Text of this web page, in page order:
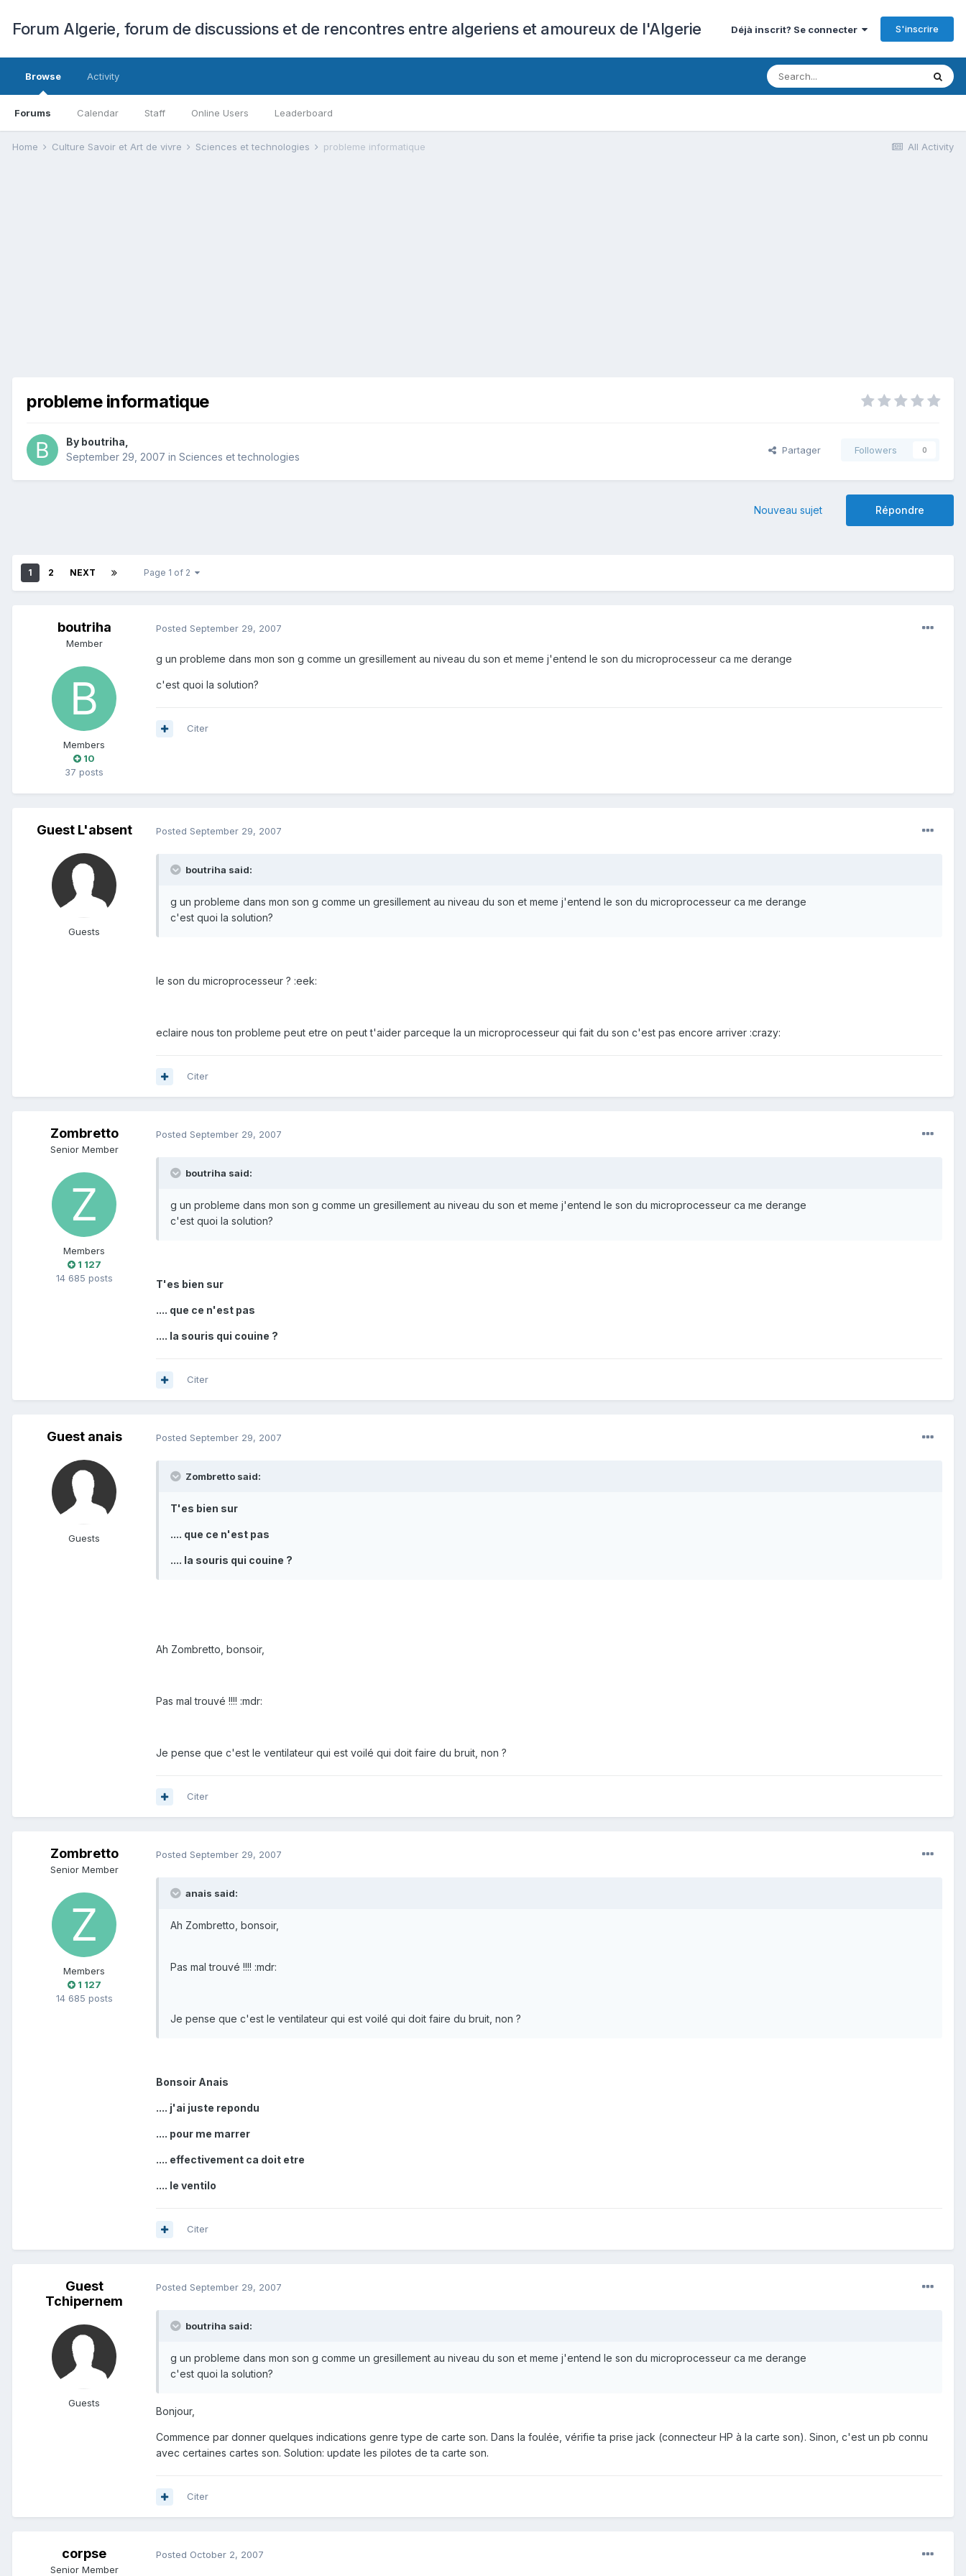
Forum Algerie, forum de discussions et de rencontres entre algeriens et amoureux de l'Algerie Déjà inscrit? Se connecter S'inscrire
Browse
Forums Calendar Staff Online Users Leaderboard
Activity
All Activity
Home Culture Savoir et Art de vivre Sciences et technologies probleme informatique
probleme informatique
By boutriha
September 29, 2007 in Sciences et technologies
Partager Followers 0
Répondre
Nouveau sujet
1 2 NEXT Page 1 of 2
boutriha
Member
Members
10
37 posts
Posted September 29, 2007
g un probleme dans mon son g comme un gresillement au niveau du son et meme j'entend le son du microprocesseur ca me derange
c'est quoi la solution?
Citer
Guest L'absent
Guests
Posted September 29, 2007
boutriha said:
g un probleme dans mon son g comme un gresillement au niveau du son et meme j'entend le son du microprocesseur ca me derange
c'est quoi la solution?
le son du microprocesseur ? :eek:
eclaire nous ton probleme peut etre on peut t'aider parceque la un microprocesseur qui fait du son c'est pas encore arriver :crazy:
Citer
Zombretto
Senior Member
Members
1 127
14 685 posts
Posted September 29, 2007
boutriha said:
g un probleme dans mon son g comme un gresillement au niveau du son et meme j'entend le son du microprocesseur ca me derange
c'est quoi la solution?
T'es bien sur
.... que ce n'est pas
.... la souris qui couine ?
Citer
Guest anais
Guests
Posted September 29, 2007
Zombretto said:
T'es bien sur
.... que ce n'est pas
.... la souris qui couine ?
Ah Zombretto, bonsoir,
Pas mal trouvé !!!! :mdr:
Je pense que c'est le ventilateur qui est voilé qui doit faire du bruit, non ?
Citer
Zombretto
Senior Member
Members
1 127
14 685 posts
Posted September 29, 2007
anais said:
Ah Zombretto, bonsoir,
Pas mal trouvé !!!! :mdr:
Je pense que c'est le ventilateur qui est voilé qui doit faire du bruit, non ?
Bonsoir Anais
.... j'ai juste repondu
.... pour me marrer
.... effectivement ca doit etre
.... le ventilo
Citer
Guest
Tchipernem
Guests
Posted September 29, 2007
boutriha said:
g un probleme dans mon son g comme un gresillement au niveau du son et meme j'entend le son du microprocesseur ca me derange
c'est quoi la solution?
Bonjour,
Commence par donner quelques indications genre type de carte son. Dans la foulée, vérifie ta prise jack (connecteur HP à la carte son). Sinon, c'est un pb connu
avec certaines cartes son. Solution: update les pilotes de ta carte son.
Citer
corpse
Senior Member
Posted October 2, 2007